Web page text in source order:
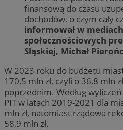
finansową do czasu
dochodów, o czym cały
informował w mediach
społecznościowych
Sląskiej, Michał
W 2023 roku do budżetu
170,5 mln zł, czyli o 36,8 mln
poprzednim. Według
PIT w latach 2019-2021 dla
mln zł, natomiast rządowa
58,9 mln zł.